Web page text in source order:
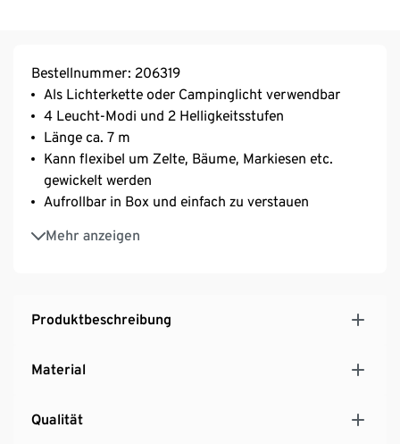
Bestellnummer: 206319
Als Lichterkette oder Campinglicht verwendbar
4 Leucht-Modi und 2 Helligkeitsstufen
Länge ca. 7 m
Kann flexibel um Zelte, Bäume, Markiesen etc.
gewickelt werden
Aufrollbar in Box und einfach zu verstauen
Mehr anzeigen
Spritzwassergeschützt nach IPX4
Wiederaufladbar per USB, inkl. USB-C-Kabel
Produktbeschreibung
Material
Qualität